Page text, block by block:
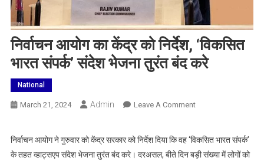
निर्वाचन आयोग का केंद्र को निर्देश, ‘विकसित
भारत संपर्क’ संदेश भेजना तुरंत बंद करे
National
March 21, 2024 Admin Leave A CommentOn
का
केंद्र
निर्वाचन आयोग ने गुरुवार को केंद्र सरकार को निर्देश दिया कि वह ‘विकसित भारत संपर्क’
के तहत व्हाट्सएप संदेश भेजना तुरंत बंद करे। दरअसल, बीते दिन बड़ी संख्या में लोगों को